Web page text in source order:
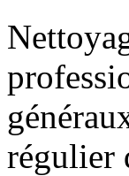
régulier